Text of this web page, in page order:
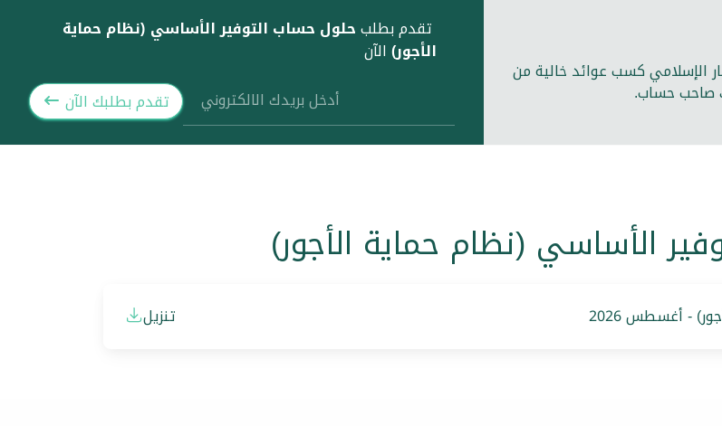
الإسلامي كسب عوائد خالية من
صاحب حساب.
تقدم بطلب حلول حساب التوفير الأساسي (نظام حماية
الأجور) الآن
تقدم بطلبك الآن
الأساسي (نظام حماية الأجور)
- أغسطس 2026 تنزيل